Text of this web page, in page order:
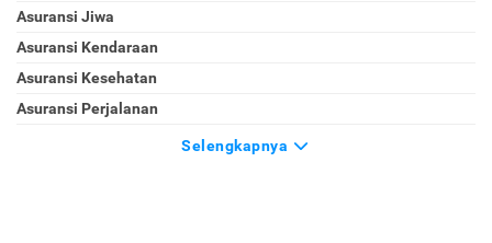
Asuransi Jiwa
Asuransi Kendaraan
Asuransi Kesehatan
Asuransi Perjalanan
Selengkapnya